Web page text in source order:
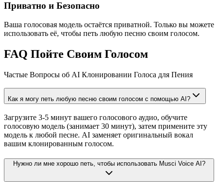
Приватно и Безопасно
Ваша голосовая модель остаётся приватной. Только вы можете
использовать её, чтобы петь любую песню своим голосом.
FAQ Пойте Своим Голосом
Частые Вопросы об AI Клонировании Голоса для Пения
Как я могу петь любую песню своим голосом с помощью AI?
Загрузите 3-5 минут вашего голосового аудио, обучите
голосовую модель (занимает 30 минут), затем примените эту
модель к любой песне. AI заменяет оригинальный вокал
вашим клонированным голосом.
Нужно ли мне хорошо петь, чтобы использовать Musci Voice AI?